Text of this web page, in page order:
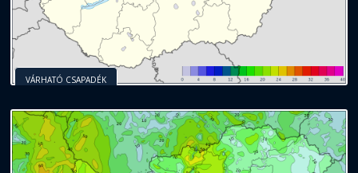
VÁRHATÓ CSAPADÉK